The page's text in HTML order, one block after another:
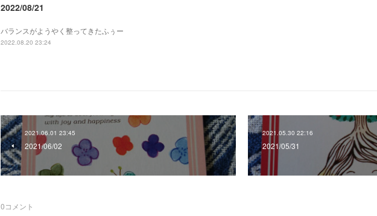
2022/08/21
バランスがようやく整ってきたふぅー
2022.08.20 23:24
2021.06.01 23:45
2021/06/02
2021.05.30 22:16
2021/05/31
0コメント